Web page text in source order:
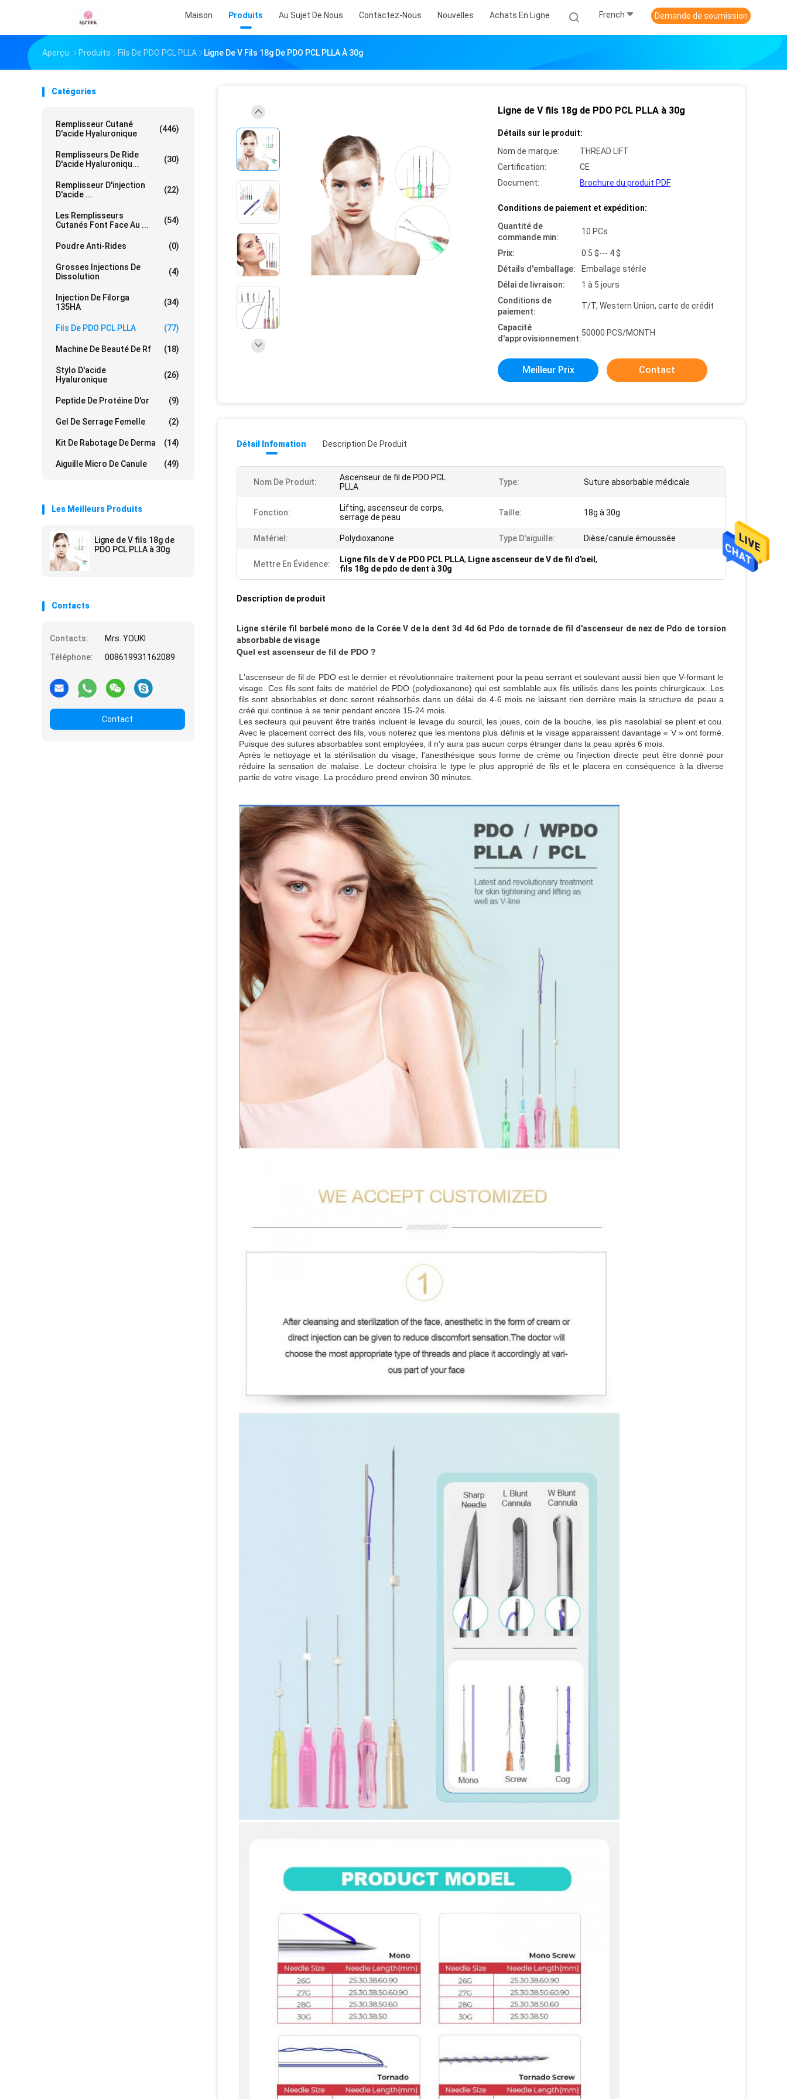
Maison Produits Au Sujet De Nous Contactez-Nous Nouvelles Achats En Ligne French Demande de soumission
Aperçu Produits Fils De PDO PCL PLLA Ligne De V Fils 18g De PDO PCL PLLA À 30g
Catégories
Remplisseur Cutané
D'acide Hyaluronique
(446)
Remplisseurs De Ride
D'acide Hyaluroniqu...
(30)
Remplisseur D'injection
D'acide ...
(22)
Les Remplisseurs
Cutanés Font Face Au ...
(54)
Poudre Anti-Rides (0)
Grosses Injections De
Dissolution
(4)
Injection De Filorga
135HA
(34)
Fils De PDO PCL PLLA (77)
Machine De Beauté De Rf (18)
Stylo D'acide
Hyaluronique
(26)
Peptide De Protéine D'or (9)
Gel De Serrage Femelle (2)
Kit De Rabotage De Derma (14)
Aiguille Micro De Canule (49)
Les Meilleurs Produits
Ligne de V fils 18g de
PDO PCL PLLA à 30g
Contacts
Contacts:
Mrs. YOUKI
Téléphone:
008619931162089
Contact
Ligne de V fils 18g de PDO PCL PLLA à 30g
Détails sur le produit:
Nom de marque:
THREAD LIFT
Certification:
CE
Document:
Brochure du produit PDF
Conditions de paiement et expédition:
Quantité de
commande min:
10 PCs
Prix:
0.5 $--- 4 $
Détails d'emballage:
Emballage stérile
Délai de livraison:
1 à 5 jours
Conditions de
paiement:
T/T, Western Union, carte de crédit
Capacité
d'approvisionnement:
50000 PCS/MONTH
Meilleur Prix Contact
Détail Infomation Description De Produit
Nom De Produit:
Ascenseur de fil de PDO PCL
PLLA
Type: Suture absorbable médicale
Fonction:
Lifting, ascenseur de corps,
serrage de peau
Taille: 18g à 30g
Matériel: Polydioxanone Type D'aiguille: Dièse/canule émoussée
Mettre En Évidence: Ligne fils de V de PDO PCL PLLA, Ligne ascenseur de V de fil d'oeil ,
fils 18g de pdo de dent à 30g
Description de produit
Ligne stérile fil barbelé mono de la Corée V de la dent 3d 4d 6d Pdo de tornade de fil d'ascenseur de nez de Pdo de torsion
absorbable de visage
Quel est ascenseur de fil de PDO ?
L'ascenseur de fil de PDO est le dernier et révolutionnaire traitement pour la peau serrant et soulevant aussi bien que V-formant le
visage. Ces fils sont faits de matériel de PDO (polydioxanone) qui est semblable aux fils utilisés dans les points chirurgicaux. Les
fils sont absorbables et donc seront réabsorbés dans un délai de 4-6 mois ne laissant rien derrière mais la structure de peau a
créé qui continue à se tenir pendant encore 15-24 mois.
Les secteurs qui peuvent être traités incluent le levage du sourcil, les joues, coin de la bouche, les plis nasolabial se plient et cou.
Avec le placement correct des fils, vous noterez que les mentons plus définis et le visage apparaissent davantage « V » ont formé.
Puisque des sutures absorbables sont employées, il n'y aura pas aucun corps étranger dans la peau après 6 mois.
Après le nettoyage et la stérilisation du visage, l'anesthésique sous forme de crème ou l'injection directe peut être donné pour
réduire la sensation de malaise. Le docteur choisira le type le plus approprié de fils et le placera en conséquence à la diverse
partie de votre visage. La procédure prend environ 30 minutes.